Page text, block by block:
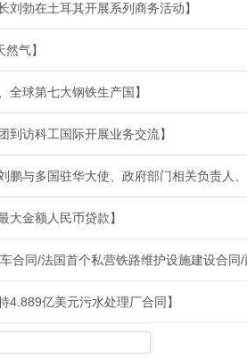
刘勃在土耳其开展系列商务活动】
气】
全球第七大钢铁生产国】
到访科工国际开展业务交流】
鹏与多国驻华大使、政府部门相关负责人
大金额人民币贷款】
合同/法国首个私营铁路维护设施建设合
4.889亿美元污水处理厂合同】